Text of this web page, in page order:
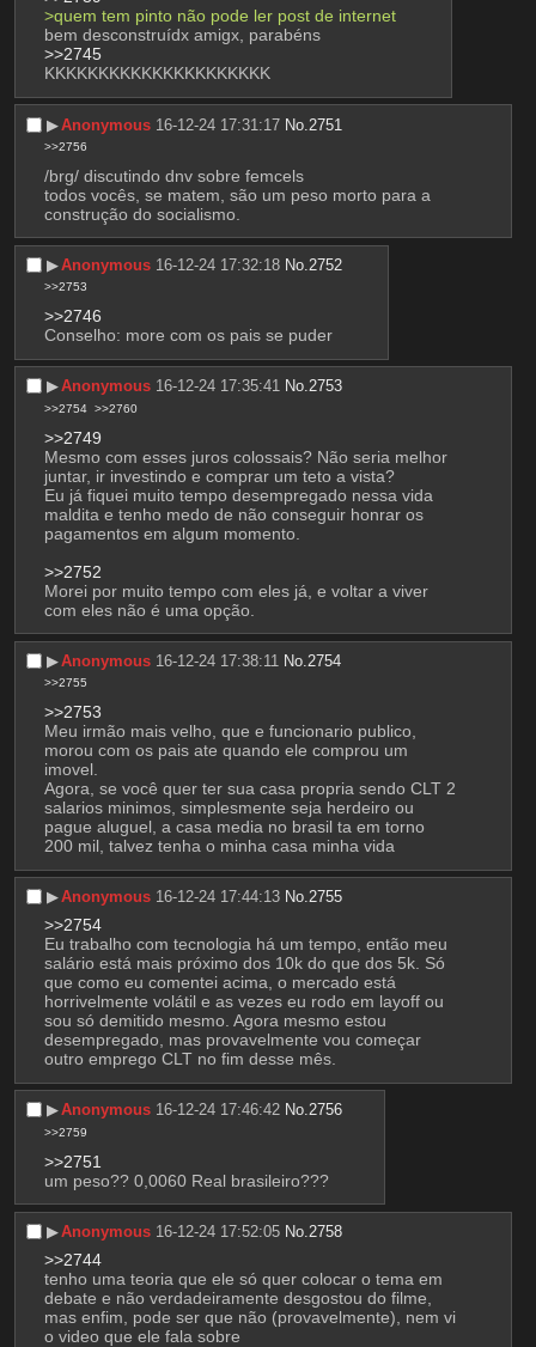
>quem tem pinto não pode ler post de internet
bem desconstruídx amigx, parabéns
>>2745
KKKKKKKKKKKKKKKKKKKKK
▶︎Anonymous 16-12-24 17:31:17 No. 2751
>>2756
/brg/ discutindo dnv sobre femcels
todos vocês, se matem, são um peso morto para a
construção do socialismo.
▶︎Anonymous 16-12-24 17:32:18 No.2752
>>2753
>>2746
Conselho: more com os pais se puder
▶︎Anonymous 16-12-24 17:35:41 No.2753
>>2754 >>2760
>>2749
Mesmo com esses juros colossais? Não seria melhor
juntar, ir investindo e comprar um teto a vista?
Eu já fiquei muito tempo desempregado nessa vida
maldita e tenho medo de não conseguir honrar os
pagamentos em algum momento.
>>2752
Morei por muito tempo com eles já, e voltar a viver
com eles não é uma opção.
▶︎Anonymous 16-12-24 17:38:11 No. 2754
>>2755
>>2753
Meu irmão mais velho, que e funcionario publico,
morou com os pais ate quando ele comprou um
imovel.
Agora, se você quer ter sua casa propria sendo CLT 2
salarios minimos, simplesmente seja herdeiro ou
pague aluguel, a casa media no brasil ta em torno
200 mil, talvez tenha o minha casa minha vida
▶︎Anonymous 16-12-24 17:44:13 No.2755
>>2754
Eu trabalho com tecnologia há um tempo, então meu
salário está mais próximo dos 10k do que dos 5k. Só
que como eu comentei acima, o mercado está
horrivelmente volátil e as vezes eu rodo em layoff ou
sou só demitido mesmo. Agora mesmo estou
desempregado, mas provavelmente vou começar
outro emprego CLT no fim desse mês.
▶︎Anonymous 16-12-24 17:46:42 No.2756
>>2759
>>2751
um peso?? 0,0060 Real brasileiro???
▶︎Anonymous 16-12-24 17:52:05 No. 2758
>>2744
tenho uma teoria que ele só quer colocar o tema em
debate e não verdadeiramente desgostou do filme,
mas enfim, pode ser que não (provavelmente), nem vi
o video que ele fala sobre